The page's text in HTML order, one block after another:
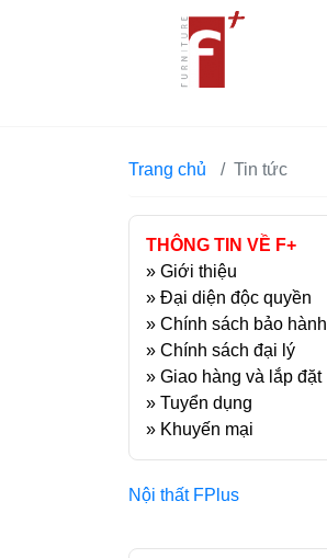
Trang chủ Tin tức
THÔNG TIN VỀ F+
» Giới thiệu
» Đại diện độc quyền
» Chính sách bảo hành
» Chính sách đại lý
» Giao hàng và lắp đặt
» Tuyển dụng
» Khuyến mại
Nội thất FPlus